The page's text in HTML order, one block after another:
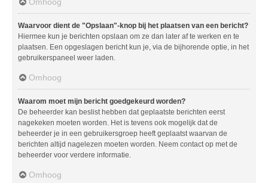
Waarvoor dient de "Opslaan"-knop bij het plaatsen van een bericht?
Hiermee kun je berichten opslaan om ze dan later af te werken en te
plaatsen. Een opgeslagen bericht kun je, via de bijhorende optie, in het
gebruikerspaneel weer laden.
Omhoog
Waarom moet mijn bericht goedgekeurd worden?
De beheerder kan beslist hebben dat geplaatste berichten eerst
nagekeken moeten worden. Het is tevens ook mogelijk dat de
beheerder je in een gebruikersgroep heeft geplaatst waarvan de
berichten altijd nagelezen moeten worden. Neem contact op met de
beheerder voor verdere informatie.
Omhoog